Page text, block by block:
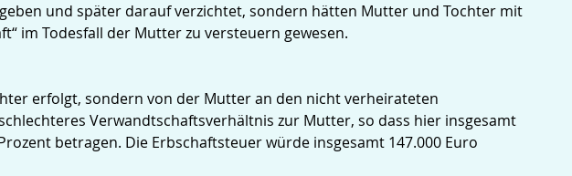
und später darauf verzichtet, sondern hätten Mutter und Tochter mit
im Todesfall der Mutter zu versteuern gewesen.
erfolgt, sondern von der Mutter an den nicht verheirateten
Verwandtschaftsverhältnis zur Mutter, so dass hier insgesamt
betragen. Die Erbschaftsteuer würde insgesamt 147.000 Euro